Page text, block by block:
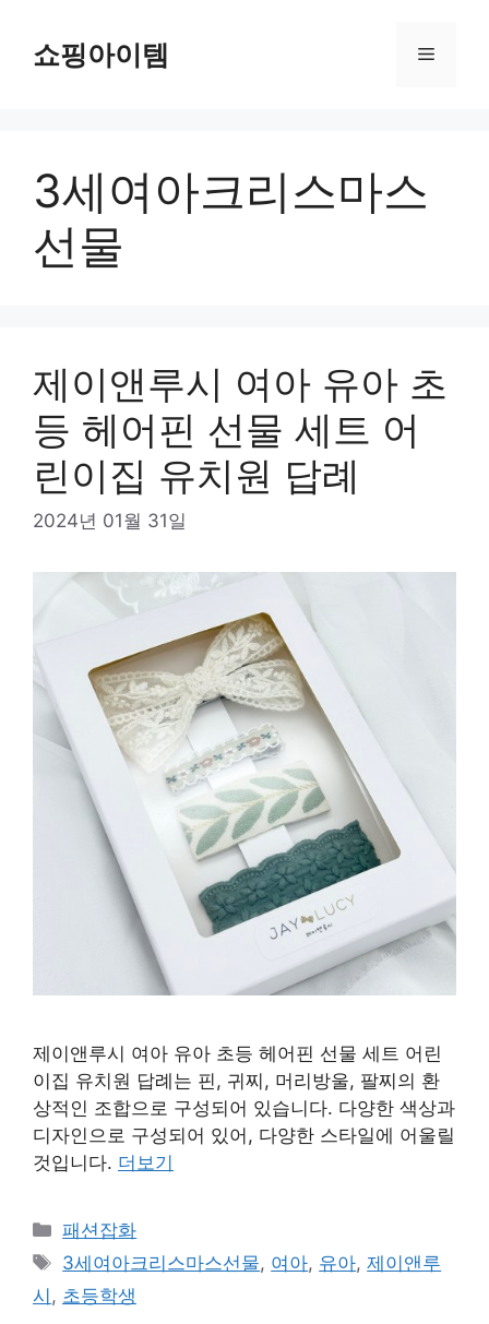
쇼핑아이템 메
3세여아크리스마스
선물
제이앤루시 여아 유아 초
등 헤어핀 선물 세트 어
린이집 유치원 답례
2024년 01월 31일
제이앤루시 여아 유아 초등 헤어핀 선물 세트 어린
이집 유치원 답례는 핀, 귀찌, 머리방울, 팔찌의 환
상적인 조합으로 구성되어 있습니다. 다양한 색상과
디자인으로 구성되어 있어, 다양한 스타일에 어울릴
것입니다. 더보기
카
테
리
패션잡화
태
그
3세여아크리스마스선물, 여아, 유아,제이앤루
시 , 초등학생